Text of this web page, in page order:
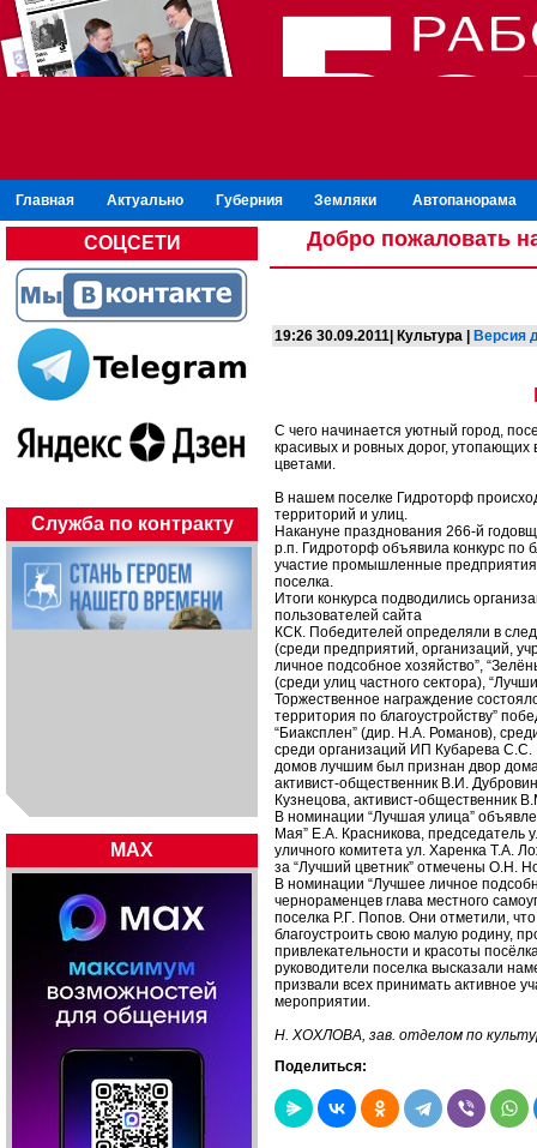
Главная Актуально Губерния Земляки Автопанорама
СОЦСЕТИ
Служба по контракту
MAX
Добро пожаловать
19:26 30.09.2011| Культура | Версия
С чего начинается уютный город,
красивых и ровных дорог,
цветами.
В нашем поселке Гидроторф
территорий и улиц.
Накануне празднования 266-й
р.п. Гидроторф объявила конкурс по
участие промышленные
поселка.
Итоги конкурса подводились
пользователей сайта
КСК. Победителей определяли в
(среди предприятий, организаций,
личное подсобное хозяйство”,
(среди улиц частного сектора),
Торжественное награждение
территория по благоустройству”
“Биаксплен” (дир. Н.А. Романов),
среди организаций ИП Кубарева С.С.
домов лучшим был признан двор
активист-общественник В.И.
Кузнецова, активист-общественник
В номинации “Лучшая улица”
Мая” Е.А. Красникова, председатель
уличного комитета ул. Харенка Т.А.
за “Лучший цветник” отмечены О.Н.
В номинации “Лучшее личное
чернораменцев глава местного
поселка Р.Г. Попов. Они отметили,
благоустроить свою малую родину,
привлекательности и красоты
руководители поселка высказали
призвали всех принимать активное
мероприятии.
Н. ХОХЛОВА, зав. отделом по
Поделиться: